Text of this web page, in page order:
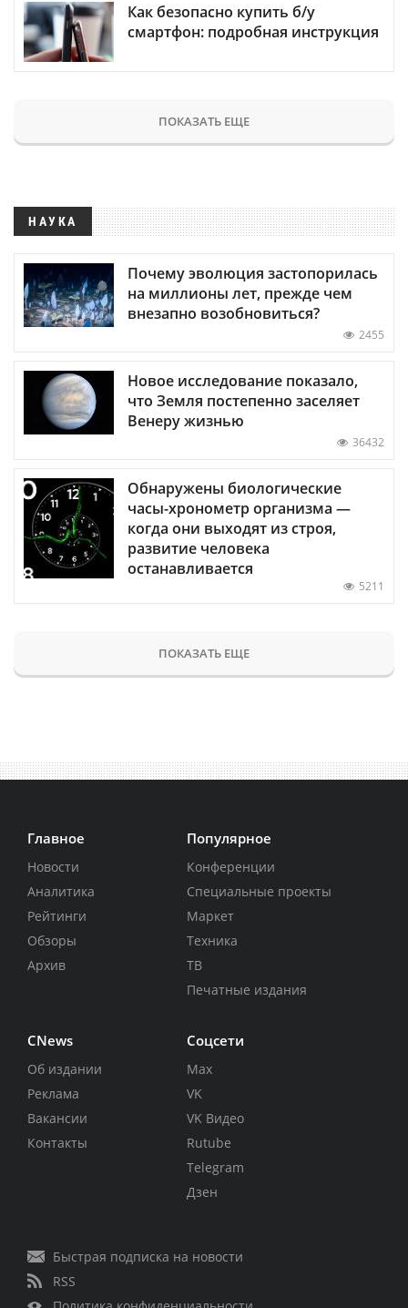
Как безопасно купить б/у
смартфон: подробная инструкция
ПОКАЗАТЬ ЕЩЕ
НАУКА
Почему эволюция застопорилась
на миллионы лет, прежде чем
внезапно возобновиться?
2455
Новое исследование показало,
что Земля постепенно заселяет
Венеру жизнью
36432
Обнаружены биологические
часы-хронометр организма —
когда они выходят из строя,
развитие человека
останавливается
5211
ПОКАЗАТЬ ЕЩЕ
Главное
Новости
Аналитика
Рейтинги
Обзоры
Архив
Популярное
Конференции
Специальные проекты
Маркет
Техника
ТВ
Печатные издания
CNews
Об издании
Реклама
Вакансии
Контакты
Соцсети
Max
VK
VK Видео
Rutube
Telegram
Дзен
Быстрая подписка на новости
RSS